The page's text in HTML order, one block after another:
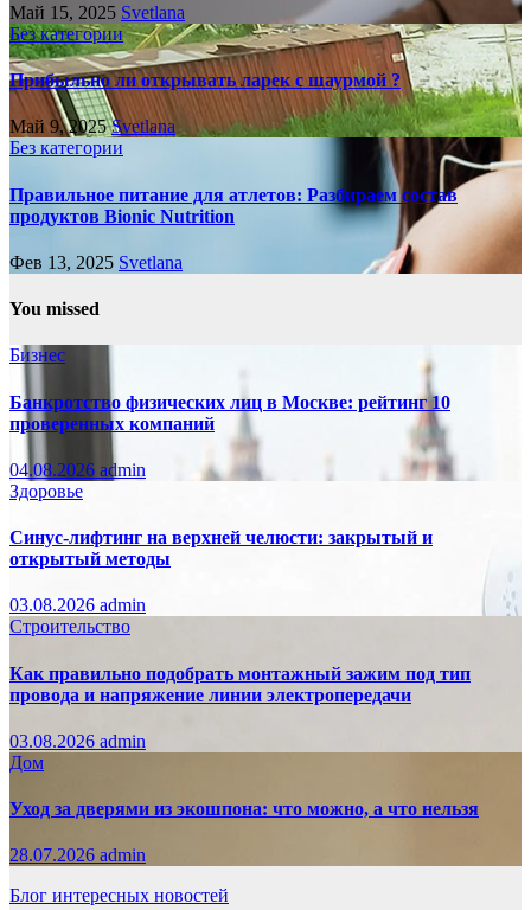
Май 15, 2025 Svetlana
Без категории
Прибыльно ли открывать ларек с шаурмой ?
Май 9, 2025Svetlana
Без категории
Правильное питание для атлетов: Разбираем состав
продуктов Bionic Nutrition
Фев 13, 2025 Svetlana
You missed
Бизнес
Банкротство физических лиц в Москве: рейтинг 10
проверенных компаний
04.08.2026 admin
Здоровье
Синус-лифтинг на верхней челюсти: закрытый и
открытый методы
03.08.2026 admin
Строительство
Как правильно подобрать монтажный зажим под тип
провода и напряжение линии электропередачи
03.08.2026 admin
Дом
Уход за дверями из экошпона: что можно, а что нельзя
28.07.2026 admin
Блог интересных новостей